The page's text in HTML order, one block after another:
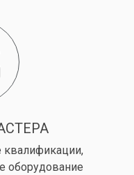
оборудование